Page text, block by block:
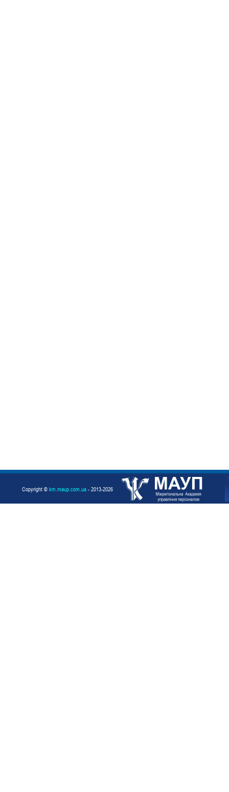
Copyright © km.maup.com.ua - 2013-2026